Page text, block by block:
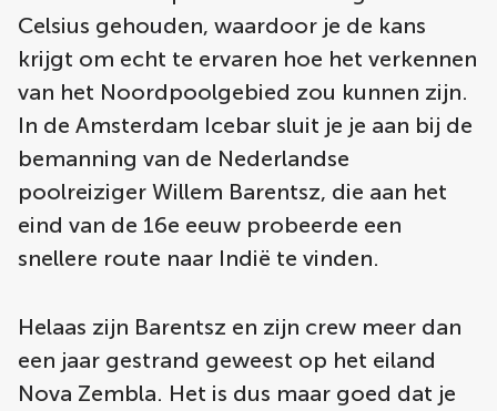
Celsius gehouden, waardoor je de kans
krijgt om echt te ervaren hoe het verkennen
van het Noordpoolgebied zou kunnen zijn.
In de Amsterdam Icebar sluit je je aan bij de
bemanning van de Nederlandse
poolreiziger Willem Barentsz, die aan het
eind van de 16e eeuw probeerde een
snellere route naar Indië te vinden.
Helaas zijn Barentsz en zijn crew meer dan
een jaar gestrand geweest op het eiland
Nova Zembla. Het is dus maar goed dat je